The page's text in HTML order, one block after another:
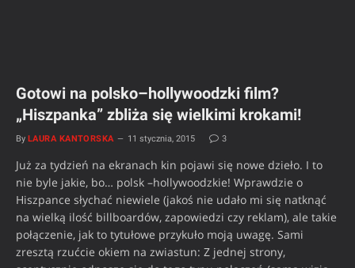
Gotowi na polsko–hollywoodzki film?
„Hiszpanka” zbliża się wielkimi krokami!
By LAURA KANTORSKA 11 stycznia, 2015 3
Już za tydzień na ekranach kin pojawi się nowe dzieło. I to
nie byle jakie, bo… polsk –hollywoodzkie! Wprawdzie o
Hiszpance słychać niewiele (jakoś nie udało mi się natknąć
na wielką ilość billboardów, zapowiedzi czy reklam), ale takie
połączenie, jak to tytułowe przykuło moją uwagę. Sami
zresztą rzućcie okiem na zwiastun: Z jednej strony,